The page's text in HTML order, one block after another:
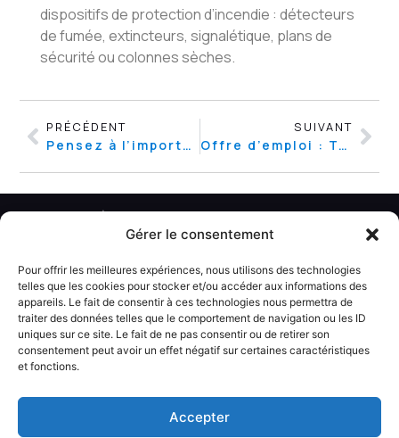
Gérer le consentement
Pour offrir les meilleures expériences, nous utilisons des technologies
telles que les cookies pour stocker et/ou accéder aux informations des
appareils. Le fait de consentir à ces technologies nous permettra de
traiter des données telles que le comportement de navigation ou les ID
uniques sur ce site. Le fait de ne pas consentir ou de retirer son
consentement peut avoir un effet négatif sur certaines caractéristiques
et fonctions.
Accepter
dispositifs de protection d’incendie : détecteurs
de fumée, extincteurs, signalétique, plans de
sécurité ou colonnes sèches.
PRÉCÉDENT
Pensez à l’importance de vos discussions !
SUIVANT
Offre d’emploi : Technicien(ne) en CDI – 35h
Contact Plan du site
Informations légales